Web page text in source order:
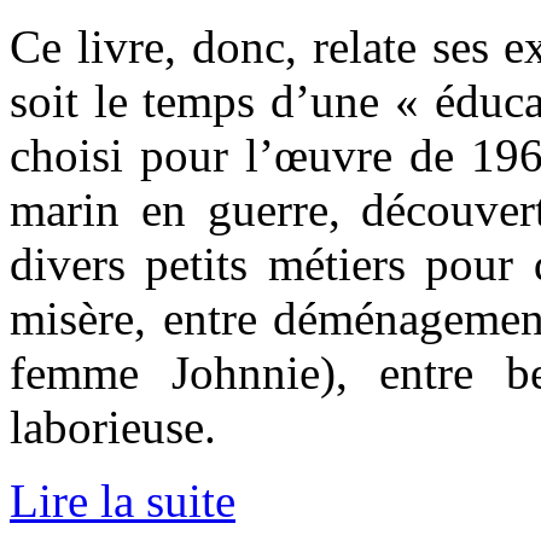
Ce livre, donc, relate ses
soit le temps d’une «
choisi pour l’œuvre de
marin en guerre,
divers petits métiers
misère, entre
femme Johnnie), entre
laborieuse.
Lire la suite